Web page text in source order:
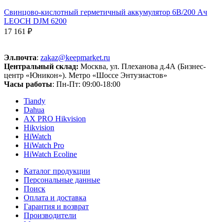
Свинцово-кислотный герметичный аккумулятор 6В/200 Ач
LEOCH DJM 6200
17 161 ₽
Эл.почта: zakaz@keepmarket.ru
Центральный склад: Москва, ул. Плеханова д.4А (Бизнес-
центр «Юникон»). Метро «Шоссе Энтузиастов»
Часы работы: Пн-Пт: 09:00-18:00
Tiandy
Dahua
AX PRO Hikvision
Hikvision
HiWatch
HiWatch Pro
HiWatch Ecoline
Каталог продукции
Персональные данные
Поиск
Оплата и доставка
Гарантия и возврат
Производители